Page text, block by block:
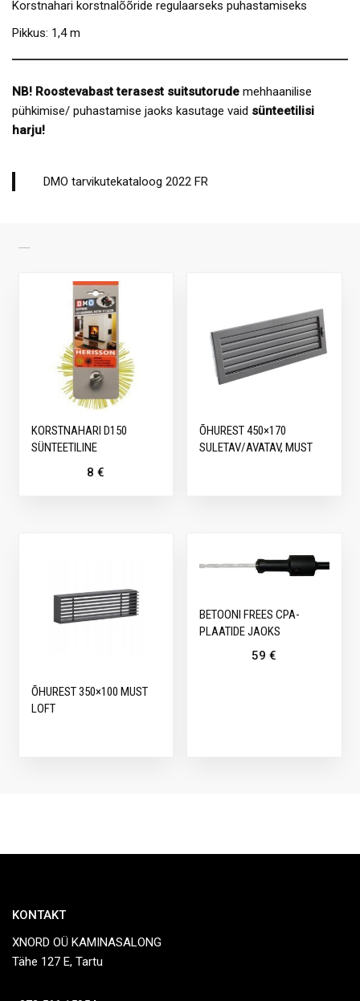
Korstnahari korstnalõõride regulaarseks puhastamiseks
Pikkus: 1,4 m
NB! Roostevabast terasest suitsutorude mehhaanilise
pühkimise/ puhastamise jaoks kasutage vaid sünteetilisi
harju!
DMO tarvikutekataloog 2022 FR
KORSTNAHARI D150
SÜNTEETILINE
8€
ÕHUREST 450×170
SULETAV/AVATAV, MUST
ÕHUREST 350×100 MUST
LOFT
BETOONI FREES CPA-
PLAATIDE JAOKS
59€
KONTAKT
XNORD OÜ KAMINASALONG
Tähe 127 E, Tartu